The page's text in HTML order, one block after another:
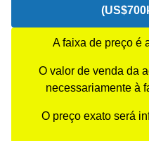
A faixa de preço é
O valor de venda da
necessariamente à
O preço exato será